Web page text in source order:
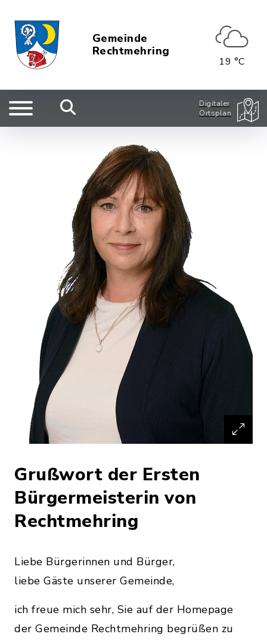
Gemeinde
Rechtmehring
19 °C
Digitaler
Ortsplan
Grußwort der Ersten
Bürgermeisterin von
Rechtmehring
Liebe Bürgerinnen und Bürger,
liebe Gäste unserer Gemeinde,
ich freue mich sehr, Sie auf der Homepage
der Gemeinde Rechtmehring begrüßen zu